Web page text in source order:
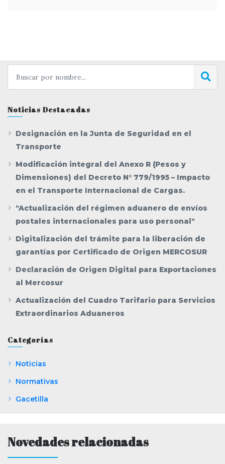
Noticias Destacadas
Designación en la Junta de Seguridad en el
Transporte
Modificación integral del Anexo R (Pesos y
Dimensiones) del Decreto N° 779/1995 – Impacto
en el Transporte Internacional de Cargas.
"Actualización del régimen aduanero de envíos
postales internacionales para uso personal"
Digitalización del trámite para la liberación de
garantías por Certificado de Origen MERCOSUR
Declaración de Origen Digital para Exportaciones
al Mercosur
Actualización del Cuadro Tarifario para Servicios
Extraordinarios Aduaneros
Categorías
Noticias
Normativas
Gacetilla
Novedades relacionadas